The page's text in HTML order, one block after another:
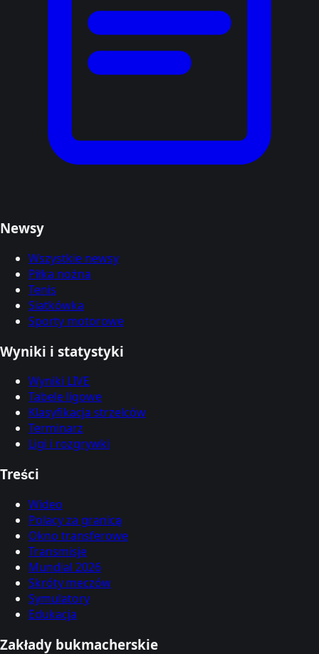
Newsy
Wszystkie newsy
Piłka nożna
Tenis
Siatkówka
Sporty motorowe
Wyniki i statystyki
Wyniki LIVE
Tabele ligowe
Klasyfikacja strzelców
Terminarz
Ligi i rozgrywki
Treści
Wideo
Polacy za granicą
Okno transferowe
Transmisje
Mundial 2026
Skróty meczów
Symulatory
Edukacja
Zakłady bukmacherskie